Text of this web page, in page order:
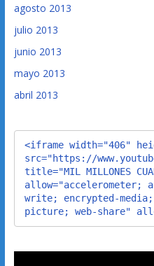
agosto 2013
julio 2013
junio 2013
mayo 2013
abril 2013
<iframe width="406"
src="https://
title="MIL MILLONES
allow="accelerometer;
write; encrypted-
picture; web-share"